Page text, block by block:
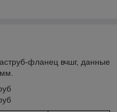
фланец вчшг, данные